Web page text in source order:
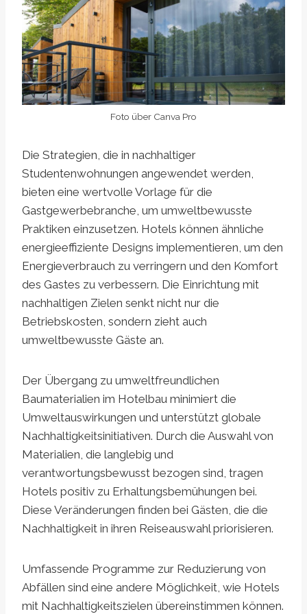
Foto über Canva Pro
Die Strategien, die in nachhaltiger
Studentenwohnungen angewendet werden,
bieten eine wertvolle Vorlage für die
Gastgewerbebranche, um umweltbewusste
Praktiken einzusetzen. Hotels können ähnliche
energieeffiziente Designs implementieren, um den
Energieverbrauch zu verringern und den Komfort
des Gastes zu verbessern. Die Einrichtung mit
nachhaltigen Zielen senkt nicht nur die
Betriebskosten, sondern zieht auch
umweltbewusste Gäste an.
Der Übergang zu umweltfreundlichen
Baumaterialien im Hotelbau minimiert die
Umweltauswirkungen und unterstützt globale
Nachhaltigkeitsinitiativen. Durch die Auswahl von
Materialien, die langlebig und
verantwortungsbewusst bezogen sind, tragen
Hotels positiv zu Erhaltungsbemühungen bei.
Diese Veränderungen finden bei Gästen, die die
Nachhaltigkeit in ihren Reiseauswahl priorisieren.
Umfassende Programme zur Reduzierung von
Abfällen sind eine andere Möglichkeit, wie Hotels
mit Nachhaltigkeitszielen übereinstimmen können.